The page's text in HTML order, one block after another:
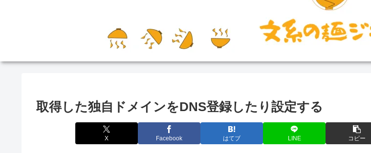
取得した独自ドメインをDNS登録したり設定する
X Facebook はてブ LINE コピー